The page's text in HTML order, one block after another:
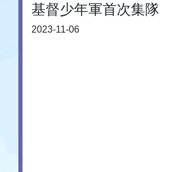
基督少年軍首次集隊
2023-11-06